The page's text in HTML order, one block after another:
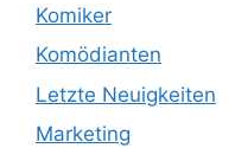
Komiker
Komödianten
Letzte Neuigkeiten
Marketing